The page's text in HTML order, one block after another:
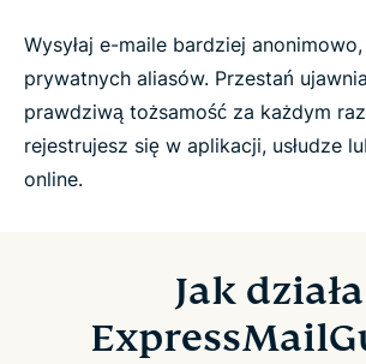
Wysyłaj e-maile bardziej
prywatnych aliasów. Przestań
prawdziwą tożsamość za każdym
rejestrujesz się w aplikacji, usłudze
online.
Jak działa